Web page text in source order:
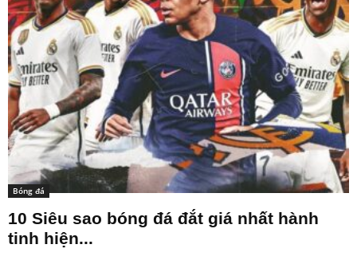
Bóng đá
10 Siêu sao bóng đá đắt giá nhất hành
tinh hiện...